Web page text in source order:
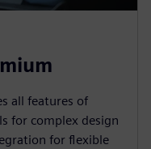
all features of
for complex design
for flexible